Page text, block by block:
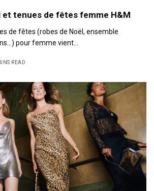
et tenues de fêtes femme H&M
de fêtes (robes de Noël, ensemble
pour femme vient…
READ